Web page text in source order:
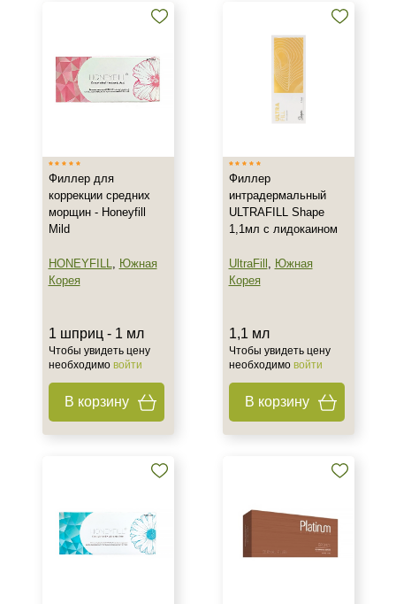
Филлер для
коррекции средних
морщин - Honeyfill
Mild
HONEYFILL, Южная
Корея
1 шприц - 1 мл
Чтобы увидеть цену
необходимо войти
В корзину
Филлер
интрадермальный
ULTRAFILL Shape
1,1мл с лидокаином
UltraFill , Южная
Корея
1,1 мл
Чтобы увидеть цену
необходимо войти
В корзину